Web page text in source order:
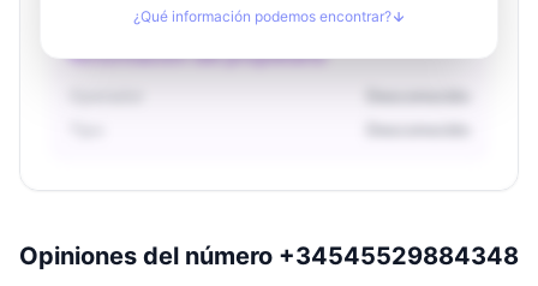
Información del propietario
¿Qué información podemos encontrar?
Opiniones del número +34545529884348